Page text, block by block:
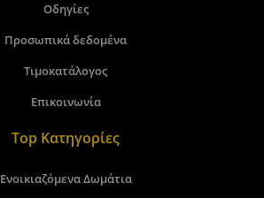
Οδηγίες
Προσωπικά δεδομένα
Τιμοκατάλογος
Επικοινωνία
Top Κατηγορίες
Ενοικιαζόμενα Δωμάτια